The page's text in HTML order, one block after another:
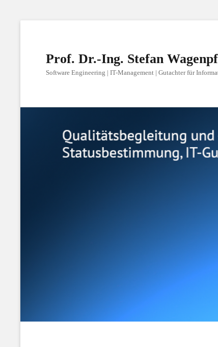
Prof. Dr.-Ing. Stefan
Software Engineering | IT-Management | Gutachter für